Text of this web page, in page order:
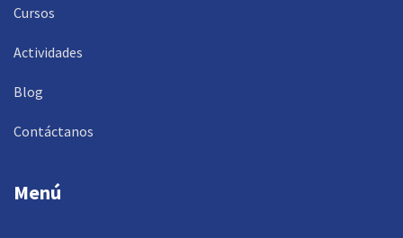
Cursos
Actividades
Blog
Contáctanos
Menú